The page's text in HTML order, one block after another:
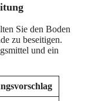
Sie den Boden
zu beseitigen.
und ein